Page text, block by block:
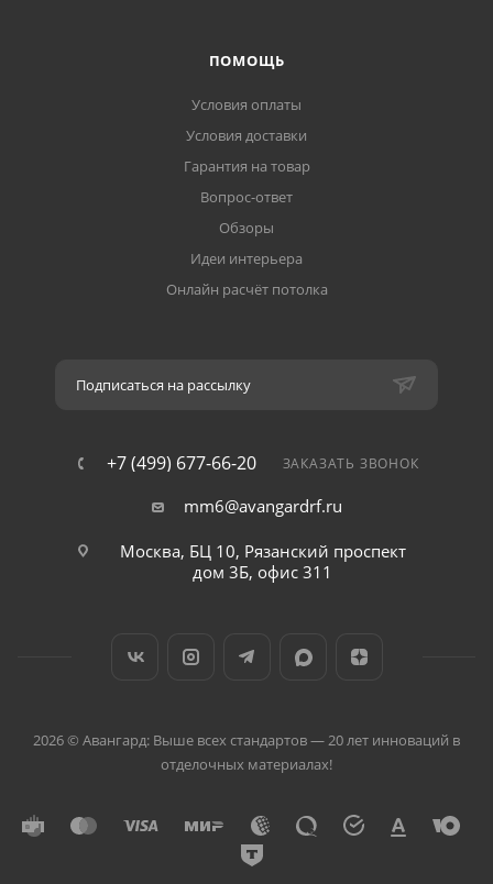
ПОМОЩЬ
Условия оплаты
Условия доставки
Гарантия на товар
Вопрос-ответ
Обзоры
Идеи интерьера
Онлайн расчёт потолка
Подписаться на рассылку
+7 (499) 677-66-20 ЗАКАЗАТЬ ЗВОНОК
mm6@avangardrf.ru
Москва, БЦ 10, Рязанский проспект
дом 3Б, офис 311
2026 © Авангард: Выше всех стандартов — 20 лет инноваций в
отделочных материалах!